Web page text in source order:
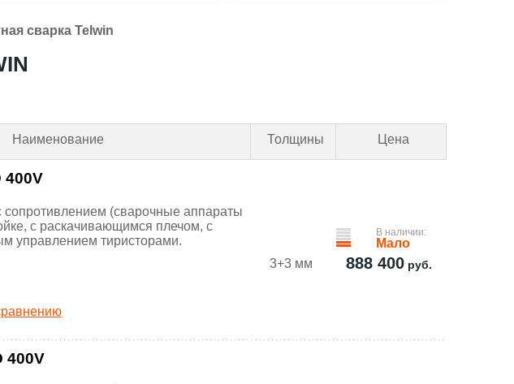
сварка Telwin
Наименование Толщины Цена
400V
(сварочные аппараты
с раскачивающимся плечом, с
управлением тиристорами.
3+3 мм
В наличии:
Мало
888 400руб.
400V